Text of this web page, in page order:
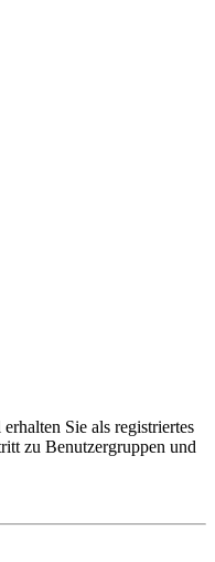
Sie als registriertes
zu Benutzergruppen und